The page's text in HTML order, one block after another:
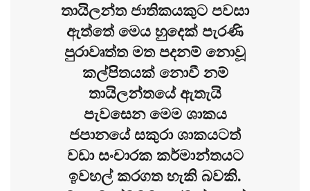
තායිලන්ත ජාතිකයකුට පවසා
ඇත්තේ මෙය හුදෙක් පැරණි
පුරාවෘත්ත මත පදනම් නොවූ
කල්පිතයක් නොවී නම්
තායිලන්තයේ ඇතැයි
පැවසෙන මෙම ශාකය
ජපානයේ සකුරා ශාකයටත්
වඩා සංචාරක කර්මාන්තයට
ඉවහල් කරගත හැකි බවකි.